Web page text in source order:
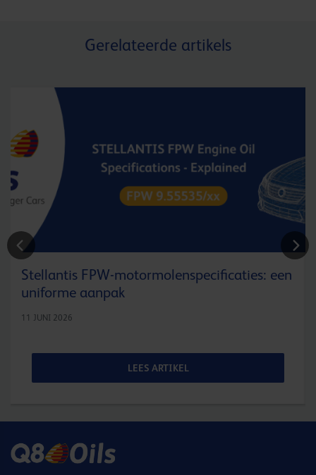
Gerelateerde artikels
Stellantis FPW-motormolenspecificaties: een
uniforme aanpak
11 JUNI 2026
LEES ARTIKEL